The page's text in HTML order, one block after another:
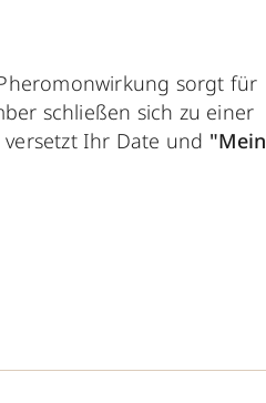
sorgt für
schließen sich zu einer
Ihr Date und "Mein